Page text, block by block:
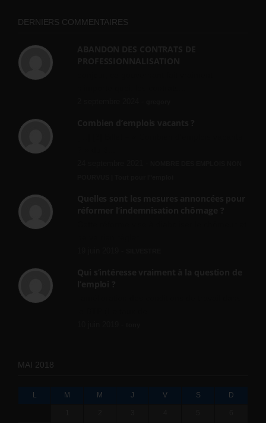
DERNIERS COMMENTAIRES
MAI 2018
L M M J V S D